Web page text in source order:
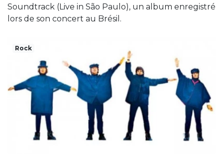
Soundtrack (Live in São Paulo), un album enregistré
lors de son concert au Brésil.
Rock